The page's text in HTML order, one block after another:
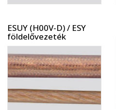
ESUY (H00V-D) / ESY
földelővezeték